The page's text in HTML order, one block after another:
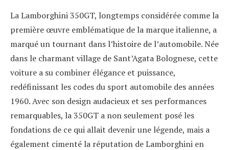
La Lamborghini 350GT, longtemps considérée comme la
première œuvre emblématique de la marque italienne, a
marqué un tournant dans l’histoire de l’automobile. Née
dans le charmant village de Sant’Agata Bolognese, cette
voiture a su combiner élégance et puissance,
redéfinissant les codes du sport automobile des années
1960. Avec son design audacieux et ses performances
remarquables, la 350GT a non seulement posé les
fondations de ce qui allait devenir une légende, mais a
également cimenté la réputation de Lamborghini en